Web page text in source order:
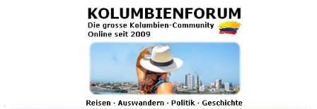
Kolumbienforum - Das
grosse Forum der
Freunde Kolumbiens
Reisen, Auswandern, Kultur, Politik, Geschichte und Visum in Kolumbien und Venezuela.
Austausch, Erfahrungen und Gemeinschaft im Kolumbienforum